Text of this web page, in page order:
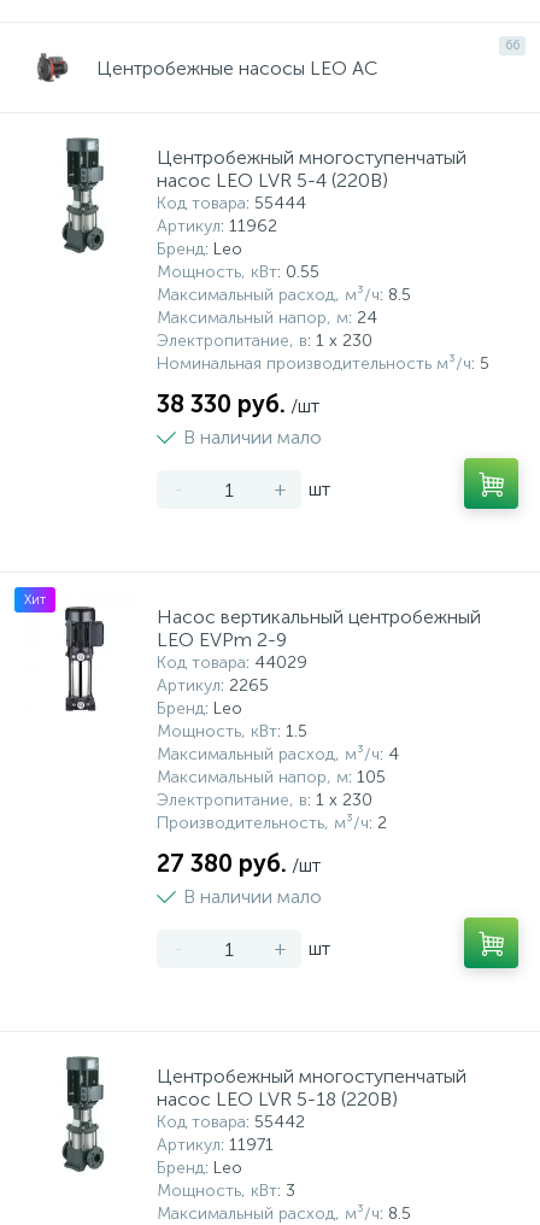
66
Центробежные насосы LEO AC
Центробежный многоступенчатый
насос LEO LVR 5-4 (220В)
Код товара: 55444
Артикул: 11962
Бренд: Leo
Мощность, кВт: 0.55
Максимальный расход, м³/ч: 8.5
Максимальный напор, м: 24
Электропитание, в: 1 x 230
Номинальная производительность м³/ч: 5
38 330 руб. /шт
В наличии мало
- + шт
Хит
Насос вертикальный центробежный
LEO EVPm 2-9
Код товара: 44029
Артикул: 2265
Бренд: Leo
Мощность, кВт: 1.5
Максимальный расход, м³/ч: 4
Максимальный напор, м: 105
Электропитание, в: 1 x 230
Производительность, м³/ч: 2
27 380 руб. /шт
В наличии мало
- + шт
Центробежный многоступенчатый
насос LEO LVR 5-18 (220В)
Код товара: 55442
Артикул: 11971
Бренд: Leo
Мощность, кВт: 3
Максимальный расход, м³/ч: 8.5